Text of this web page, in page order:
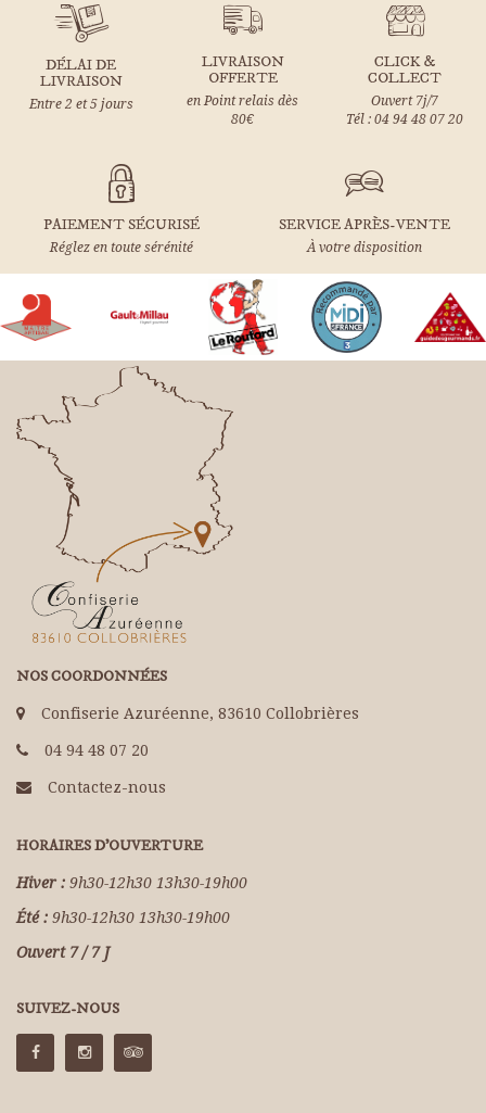
DÉLAI DE
LIVRAISON
Entre 2 et 5 jours
LIVRAISON
OFFERTE
en Point relais dès
80€
CLICK &
COLLECT
Ouvert 7j/7
Tél : 04 94 48 07 20
PAIEMENT SÉCURISÉ
Réglez en toute sérénité
SERVICE APRÈS-VENTE
À votre disposition
NOS COORDONNÉES
Confiserie Azuréenne, 83610 Collobrières
04 94 48 07 20
Contactez-nous
HORAIRES D'OUVERTURE
Hiver : 9h30-12h30 13h30-19h00
Été : 9h30-12h30 13h30-19h00
Ouvert 7 / 7 J
SUIVEZ-NOUS